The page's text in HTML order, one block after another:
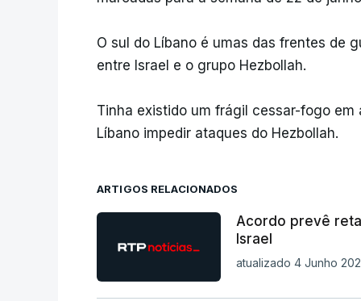
O sul do Líbano é umas das frentes de
entre Israel e o grupo Hezbollah.
Tinha existido um frágil cessar-fogo
Líbano impedir ataques do Hezbollah.
ARTIGOS RELACIONADOS
Acordo prevê
Israel
atualizado 4 Junho